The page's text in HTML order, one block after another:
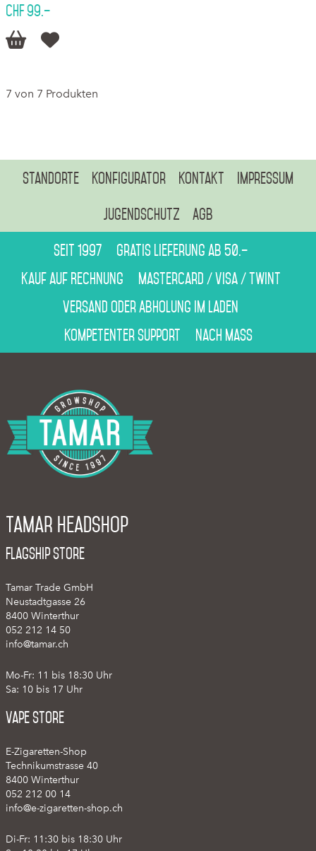
CHF 99.–
 
7 von 7 Produkten
Standorte Konfigurator Kontakt Impressum
Jugendschutz AGB
Seit 1997
Gratis Lieferung ab 50.–
Kauf auf Rechnung
Mastercard / Visa / Twint
Versand oder Abholung im Laden
Kompetenter Support
Nach Mass
Tamar Headshop
Flagship Store
Tamar Trade GmbH
Neustadtgasse 26
8400 Winterthur
052 212 14 50
info@tamar.ch
Mo-Fr: 11 bis 18:30 Uhr
Sa: 10 bis 17 Uhr
Vape Store
E-Zigaretten-Shop
Technikumstrasse 40
8400 Winterthur
052 212 00 14
info@e-zigaretten-shop.ch
Di-Fr: 11:30 bis 18:30 Uhr